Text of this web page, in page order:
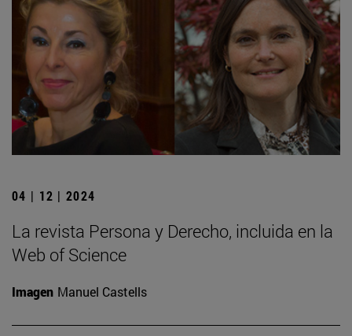
04 | 12 | 2024
La revista Persona y Derecho, incluida en la
Web of Science
Imagen Manuel Castells